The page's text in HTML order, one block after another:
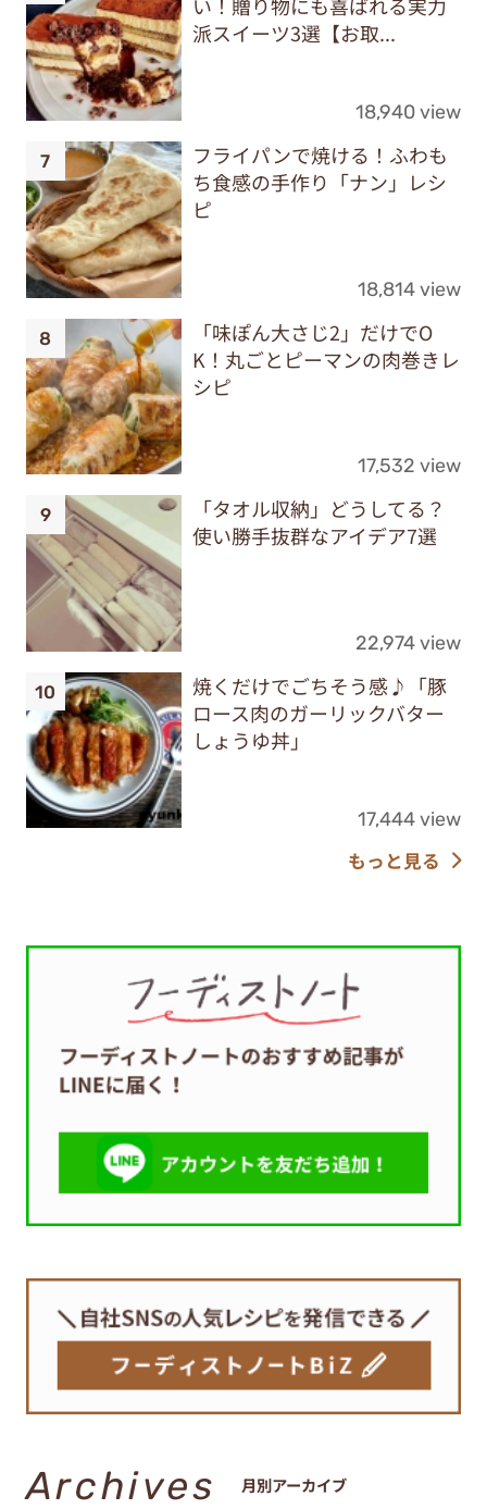
派スイーツ3選【お取...
18,940 view
フライパンで焼ける！ふわも
ち食感の手作り「ナン」レシ
ピ
18,814 view
「味ぽん大さじ2」だけでO
K！丸ごとピーマンの肉巻きレ
シピ
17,532 view
「タオル収納」どうしてる？
使い勝手抜群なアイデア7選
22,974 view
焼くだけでごちそう感♪「豚
ロース肉のガーリックバター
しょうゆ丼」
17,444 view
もっと見る
Archives 月別アーカイブ